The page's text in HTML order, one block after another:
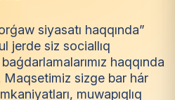
siyasatı haqqında”
jerde siz sociallıq
haqqında
Maqsetimiz sizge bar hár
muwapıqlıq